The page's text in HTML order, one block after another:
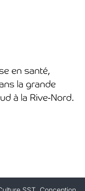
en santé,
la grande
à la Rive-Nord.